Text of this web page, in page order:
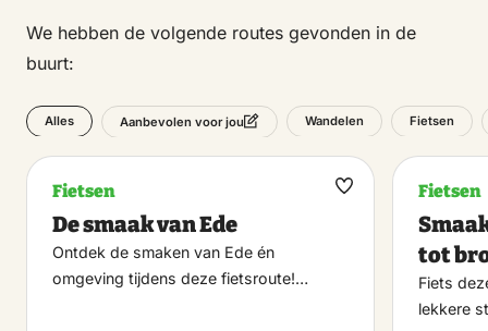
We hebben de volgende routes gevonden in de
buurt:
Alles Aanbevolen voor jou Wandelen Fietsen
Fietsen
De smaak van Ede
Ontdek de smaken van Ede én
omgeving tijdens deze fietsroute!…
Maak
Fietsen
tot
Fiets
lekkere